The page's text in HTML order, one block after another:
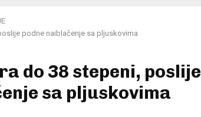
podne naiblačenje sa pljuskovima
do 38 stepeni, poslije
sa pljuskovima